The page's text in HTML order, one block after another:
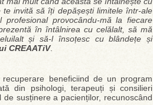
invită să îți depășești limitele într-ale
profesional provocându-mă la fiecare
în întâlnirea cu celălalt, să mă
și să-l însoțesc cu blândețe și
CREAATiV.
beneficiind de un program
din psihologi, terapeuți și consilieri
susținere a pacienților, recunoscând